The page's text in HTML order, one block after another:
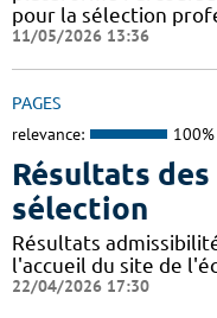
pour la sélection
11/05/2026 13:36
PAGES
relevance: 100%
Résultats
sélection
Résultats
l'accueil du site de
22/04/2026 17:30